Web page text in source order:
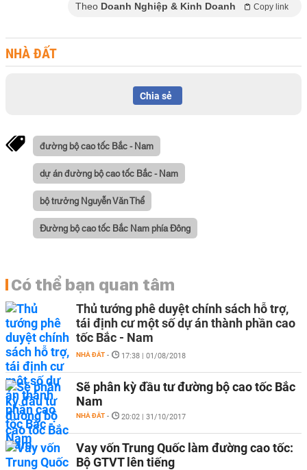
Theo Doanh Nghiệp & Kinh Doanh Copy link
NHÀ ĐẤT
Chia sẻ
đường bộ cao tốc Bắc - Nam
dự án đường bộ cao tốc Bắc - Nam
bộ trưởng Nguyễn Văn Thể
Đường bộ cao tốc Bắc Nam phía Đông
Có thể bạn quan tâm
Thủ tướng phê duyệt chính sách hỗ trợ,
tái định cư một số dự án thành phần cao
tốc Bắc - Nam
NHÀ ĐẤT - 17:38 | 01/08/2018
Sẽ phân kỳ đầu tư đường bộ cao tốc Bắc
Nam
NHÀ ĐẤT - 20:02 | 31/10/2017
Vay vốn Trung Quốc làm đường cao tốc:
Bộ GTVT lên tiếng